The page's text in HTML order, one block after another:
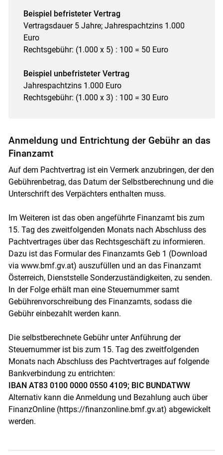
Beispiel befristeter Vertrag
Vertragsdauer 5 Jahre; Jahrespachtzins 1.000
Euro
Rechtsgebühr: (1.000 x 5) : 100 = 50 Euro
Beispiel unbefristeter Vertrag
Jahrespachtzins 1.000 Euro
Rechtsgebühr: (1.000 x 3) : 100 = 30 Euro
Anmeldung und Entrichtung der Gebühr an das
Finanzamt
Auf dem Pachtvertrag ist ein Vermerk anzubringen, der den
Gebührenbetrag, das Datum der Selbstberechnung und die
Unterschrift des Verpächters enthalten muss.
Im Weiteren ist das oben angeführte Finanzamt bis zum
15. Tag des zweitfolgenden Monats nach Abschluss des
Pachtvertrages über das Rechtsgeschäft zu informieren.
Dazu ist das Formular des Finanzamts Geb 1 (Download
via www.bmf.gv.at) auszufüllen und an das Finanzamt
Österreich, Dienststelle Sonderzuständigkeiten, zu senden.
In der Folge erhält man eine Steuernummer samt
Gebührenvorschreibung des Finanzamts, sodass die
Gebühr einbezahlt werden kann.
Die selbstberechnete Gebühr unter Anführung der
Steuernummer ist bis zum 15. Tag des zweitfolgenden
Monats nach Abschluss des Pachtvertrages auf folgende
Bankverbindung zu entrichten:
IBAN AT83 0100 0000 0550 4109; BIC BUNDATWW
Alternativ kann die Anmeldung und Bezahlung auch über
FinanzOnline (https://finanzonline.bmf.gv.at) abgewickelt
werden.